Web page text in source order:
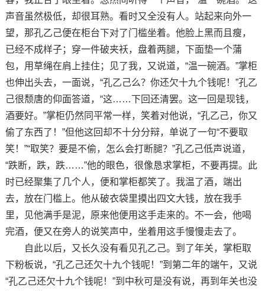
声音虽然极低，却很耳熟。看时又全没有人。站起来向外一
望，那孔乙己便在柜台下对了门槛坐着。他脸上黑而且瘦，
已经不成样子；穿一件破夹袄，盘着两腿，下面垫一个蒲
包，用草绳在肩上挂住；见了我，又说道，“温一碗酒。”掌柜
也伸出头去，一面说，“孔乙己么？你还欠十九个钱呢！”孔乙
己很颓唐的仰面答道，“这……下回还清罢。这一回是现钱，
酒要好。”掌柜仍然同平常一样，笑着对他说，“孔乙己，你又
偷了东西了！”但他这回却不十分分辩，单说了一句“不要取
笑！”“取笑？要是不偷，怎么会打断腿？”孔乙己低声说道，
“跌断，跌，跌……”他的眼色，很像恳求掌柜，不要再提。此
时已经聚集了几个人，便和掌柜都笑了。我温了酒，端出
去，放在门槛上。他从破衣袋里摸出四文大钱，放在我手
里，见他满手是泥，原来他便用这手走来的。不一会，他喝
完酒，便又在旁人的说笑声中，坐着用这手慢慢走去了。
自此以后，又长久没有看见孔乙己。到了年关，掌柜取
下粉板说，“孔乙己还欠十九个钱呢！”到第二年的端午，又说
“孔乙己还欠十九个钱呢！”到中秋可是没有说，再到年关也没